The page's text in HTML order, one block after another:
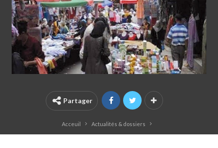
Partager
Acceuil Actualités & dossiers